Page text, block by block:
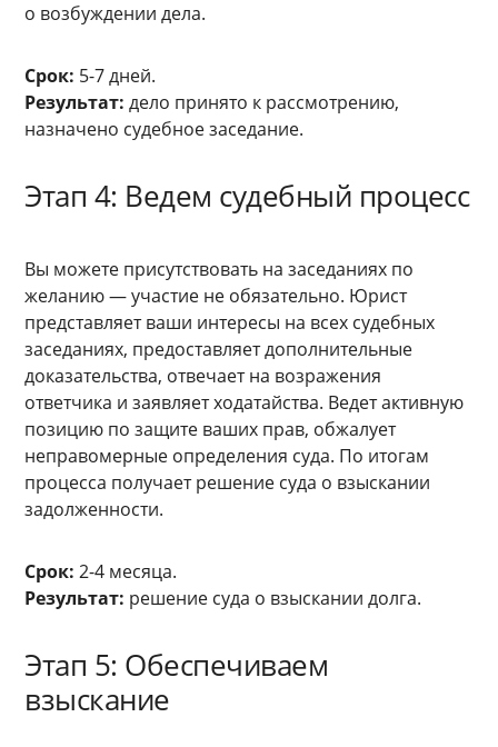
о возбуждении дела.
Срок: 5-7 дней.
Результат: дело принято к рассмотрению,
назначено судебное заседание.
Этап 4: Ведем судебный процесс
Вы можете присутствовать на заседаниях по
желанию — участие не обязательно. Юрист
представляет ваши интересы на всех судебных
заседаниях, предоставляет дополнительные
доказательства, отвечает на возражения
ответчика и заявляет ходатайства. Ведет активную
позицию по защите ваших прав, обжалует
неправомерные определения суда. По итогам
процесса получает решение суда о взыскании
задолженности.
Срок: 2-4 месяца.
Результат: решение суда о взыскании долга.
Этап 5: Обеспечиваем
взыскание